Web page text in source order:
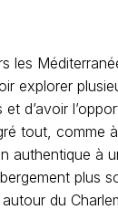
les
explorer
d’avoir
tout, comme
authentique à
plus
du